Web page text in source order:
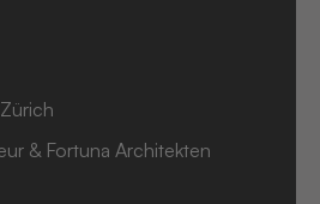
& Fortuna Architekten